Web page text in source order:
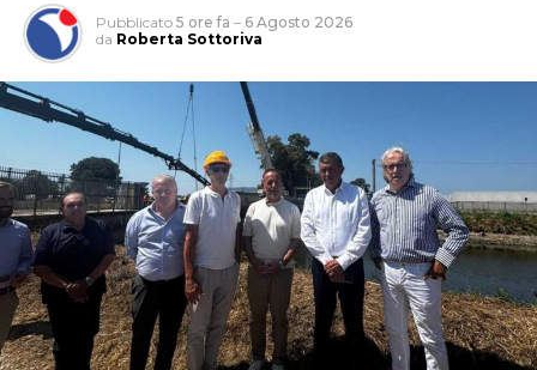
Pubblicato 5 ore fa – 6 Agosto 2026
da Roberta Sottoriva